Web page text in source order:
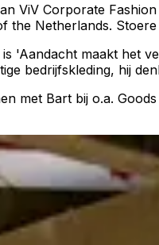
ViV Corporate
the Netherlands.
'Aandacht maakt het
bedrijfskleding, hij
met Bart bij o.a.